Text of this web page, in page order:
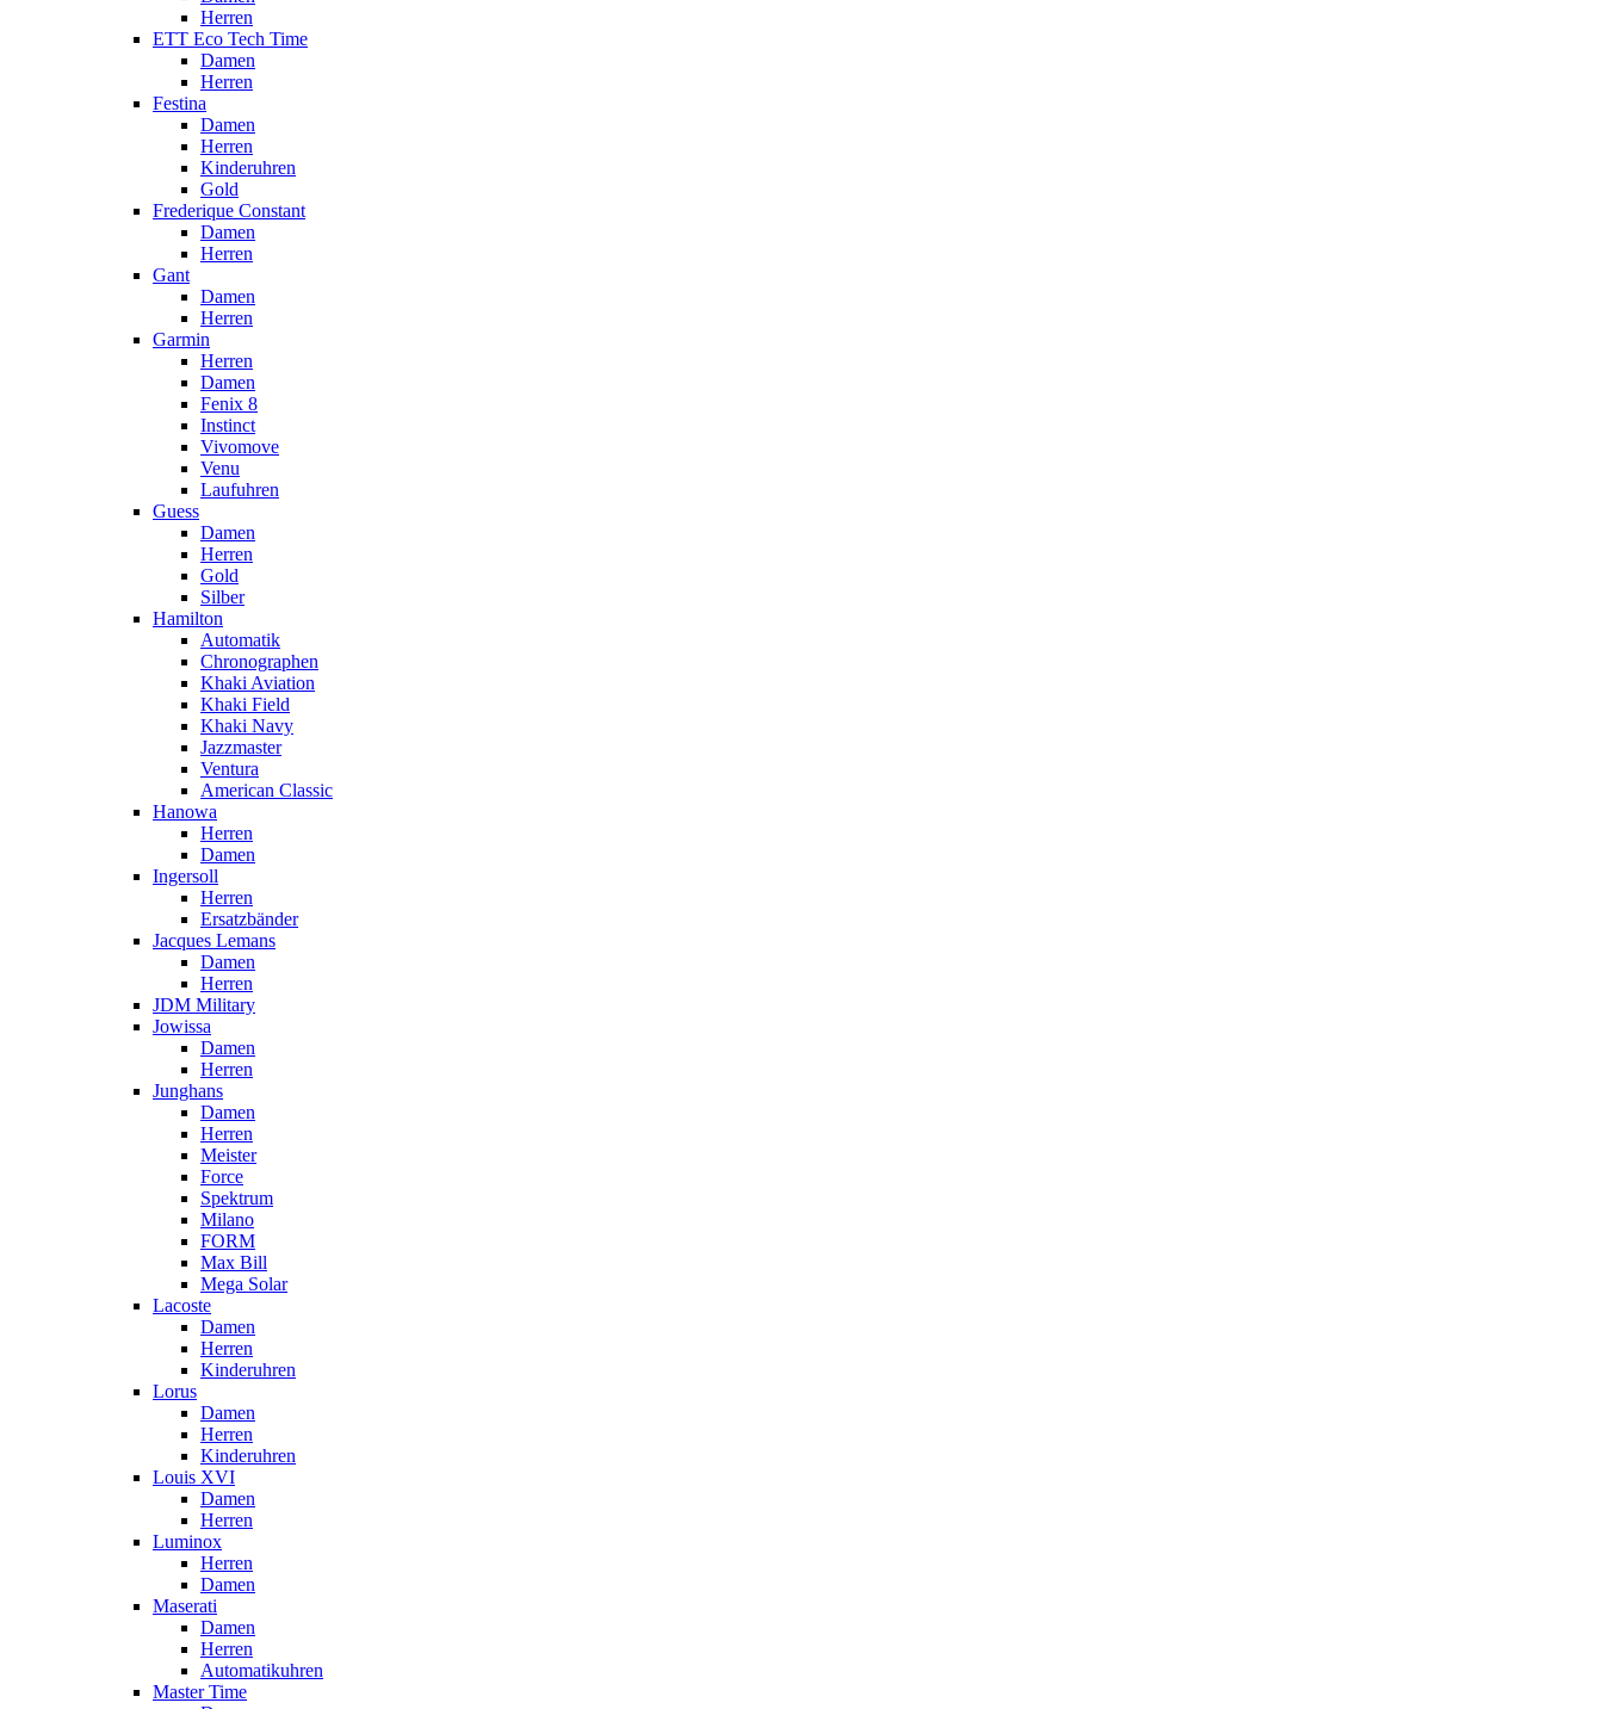
Herren
ETT Eco Tech Time
Damen
Herren
Festina
Damen
Herren
Kinderuhren
Gold
Frederique Constant
Damen
Herren
Gant
Damen
Herren
Garmin
Herren
Damen
Fenix 8
Instinct
Vivomove
Venu
Laufuhren
Guess
Damen
Herren
Gold
Silber
Hamilton
Automatik
Chronographen
Khaki Aviation
Khaki Field
Khaki Navy
Jazzmaster
Ventura
American Classic
Hanowa
Herren
Damen
Ingersoll
Herren
Ersatzbänder
Jacques Lemans
Damen
Herren
JDM Military
Jowissa
Damen
Herren
Junghans
Damen
Herren
Meister
Force
Spektrum
Milano
FORM
Max Bill
Mega Solar
Lacoste
Damen
Herren
Kinderuhren
Lorus
Damen
Herren
Kinderuhren
Louis XVI
Damen
Herren
Luminox
Herren
Damen
Maserati
Damen
Herren
Automatikuhren
Master Time